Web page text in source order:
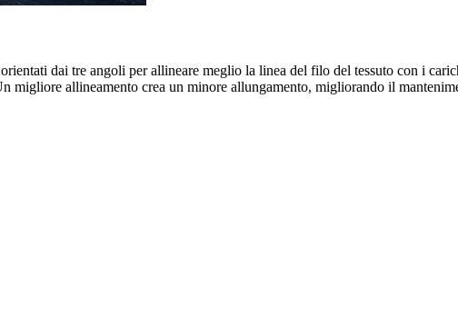
dai tre angoli per allineare meglio la linea del filo del tessuto con i
migliore allineamento crea un minore allungamento, migliorando il